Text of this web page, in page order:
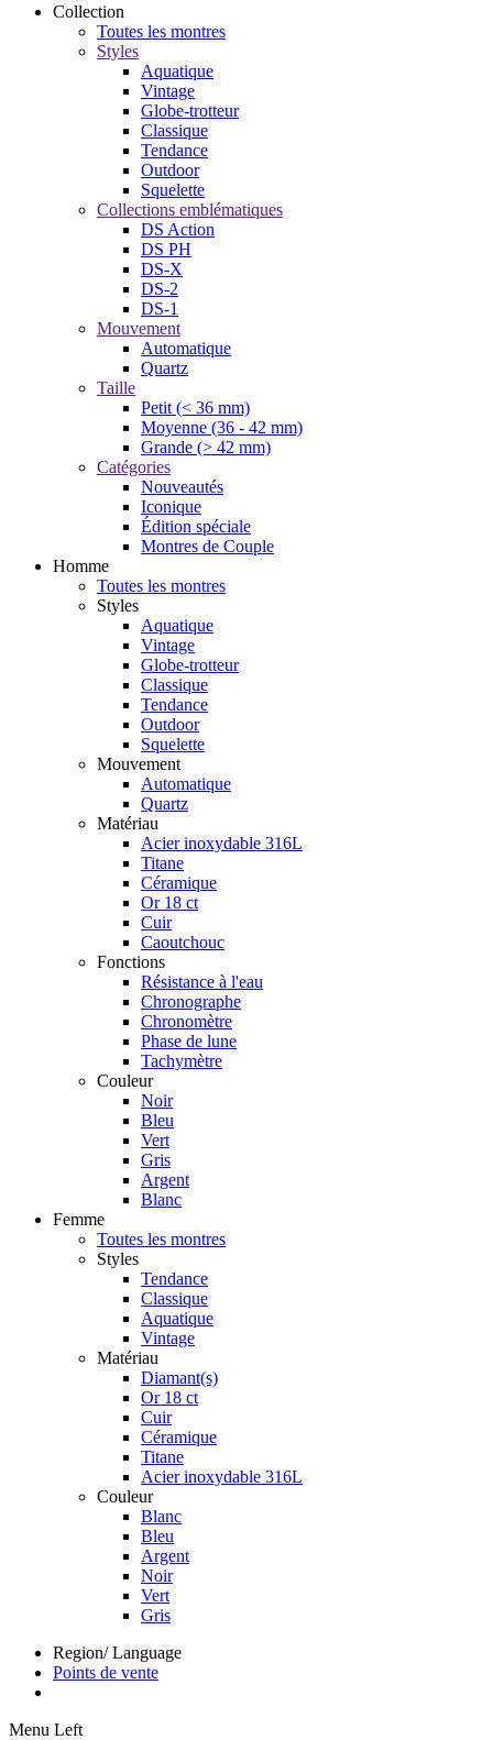
Collection
Toutes les montres
Styles
Aquatique
Vintage
Globe-trotteur
Classique
Tendance
Outdoor
Squelette
Collections emblématiques
DS Action
DS PH
DS-X
DS-2
DS-1
Mouvement
Automatique
Quartz
Taille
Petit (< 36 mm)
Moyenne (36 - 42 mm)
Grande (> 42 mm)
Catégories
Nouveautés
Iconique
Édition spéciale
Montres de Couple
Homme
Toutes les montres
Styles
Aquatique
Vintage
Globe-trotteur
Classique
Tendance
Outdoor
Squelette
Mouvement
Automatique
Quartz
Matériau
Acier inoxydable 316L
Titane
Céramique
Or 18 ct
Cuir
Caoutchouc
Fonctions
Résistance à l'eau
Chronographe
Chronomètre
Phase de lune
Tachymètre
Couleur
Noir
Bleu
Vert
Gris
Argent
Blanc
Femme
Toutes les montres
Styles
Tendance
Classique
Aquatique
Vintage
Matériau
Diamant(s)
Or 18 ct
Cuir
Céramique
Titane
Acier inoxydable 316L
Couleur
Blanc
Bleu
Argent
Noir
Vert
Gris
Region/ Language
Points de vente
Menu Left